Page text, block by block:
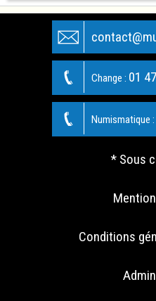
Change : 01
Numismatique :
* Sous
Conditions